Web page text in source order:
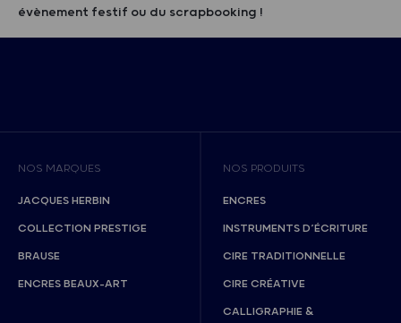
évènement festif ou du scrapbooking !
NOS MARQUES
JACQUES HERBIN
COLLECTION PRESTIGE
BRAUSE
ENCRES BEAUX-ART
NOS PRODUITS
ENCRES
INSTRUMENTS D’ÉCRITURE
CIRE TRADITIONNELLE
CIRE CRÉATIVE
CALLIGRAPHIE &